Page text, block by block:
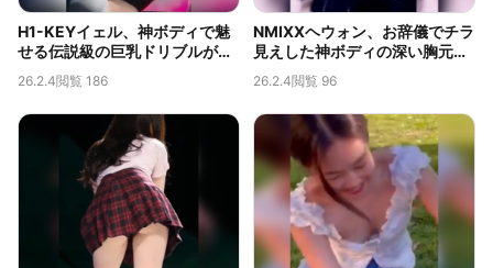
H1-KEYイェル、神ボディで魅
せる伝説級の巨乳ドリブルが話
26.2.4閲覧 186
NMIXXヘウォン、お辞儀でチラ
見えした神ボディの深い胸元が
限界露出
26.2.4閲覧 96